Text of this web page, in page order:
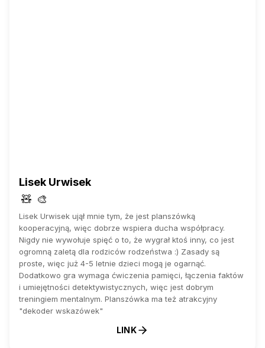
Lisek Urwisek
🧸 🎨
Lisek Urwisek ujął mnie tym, że jest planszówką
kooperacyjną, więc dobrze wspiera ducha współpracy.
Nigdy nie wywołuje spięć o to, że wygrał ktoś inny, co jest
ogromną zaletą dla rodziców rodzeństwa :) Zasady są
proste, więc już 4-5 letnie dzieci mogą je ogarnąć.
Dodatkowo gra wymaga ćwiczenia pamięci, łączenia faktów
i umiejętności detektywistycznych, więc jest dobrym
treningiem mentalnym. Planszówka ma też atrakcyjny
"dekoder wskazówek"
LINK